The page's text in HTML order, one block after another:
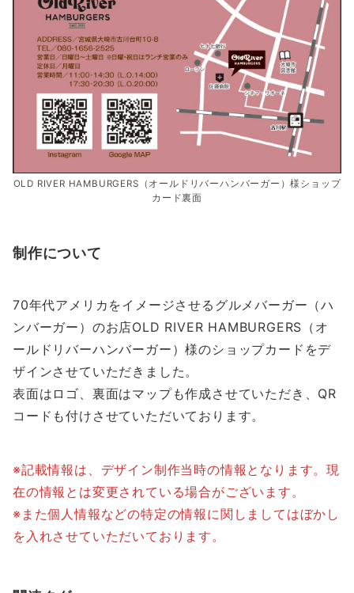
OLD RIVER HAMBURGERS（オールドリバーハンバーガー）様ショップ
カード裏面
制作について
70年代アメリカをイメージさせるグルメバーガー（ハ
ンバーガー）のお店OLD RIVER HAMBURGERS（オ
ールドリバーハンバーガー）様のショップカードをデ
ザインさせていただきました。
表面はロゴ、裏面はマップも作成させていただき、QR
コードも付けさせていただいております。
※記載情報は、デザイン制作当時の情報となります。現
在の情報とは変更されている場合がございます。
※また個人情報などの特定の情報に関しましてはぼかし
を入れさせていただいております。